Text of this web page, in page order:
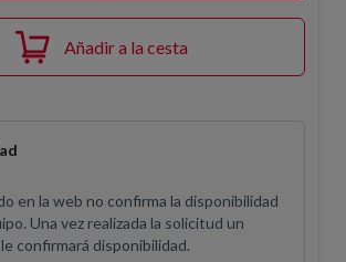
Añadir a la cesta
en la web no confirma la disponibilidad
Una vez realizada la solicitud un
confirmará disponibilidad.